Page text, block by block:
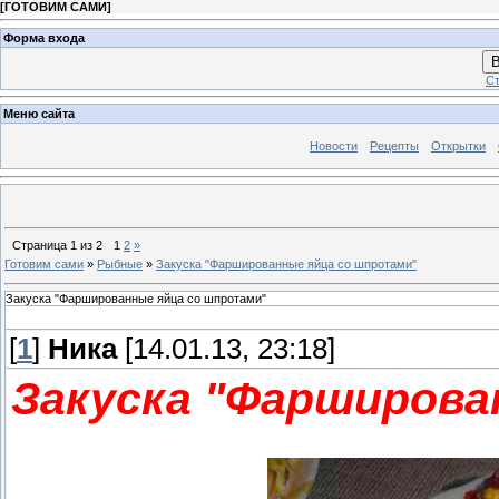
[ГОТОВИМ САМИ]
Форма входа
Меню сайта
Новости Рецепты Открытки
Страница 1 из 2 1 2 »
Готовим сами » Рыбные » Закуска "Фаршированные яйца со шпротами"
Закуска "Фаршированные яйца со шпротами"
[1] Ника[14.01.13, 23:18]
Закуска